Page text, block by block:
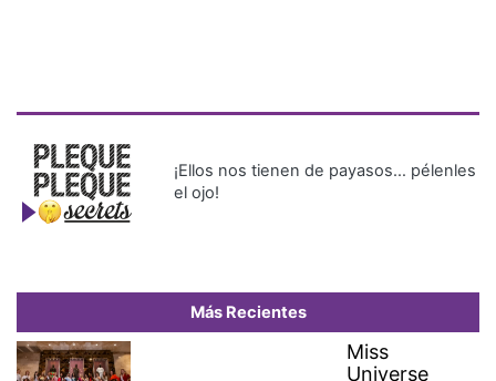
¡Ellos nos tienen de payasos… pélenles
el ojo!
Más Recientes
Miss
Universe